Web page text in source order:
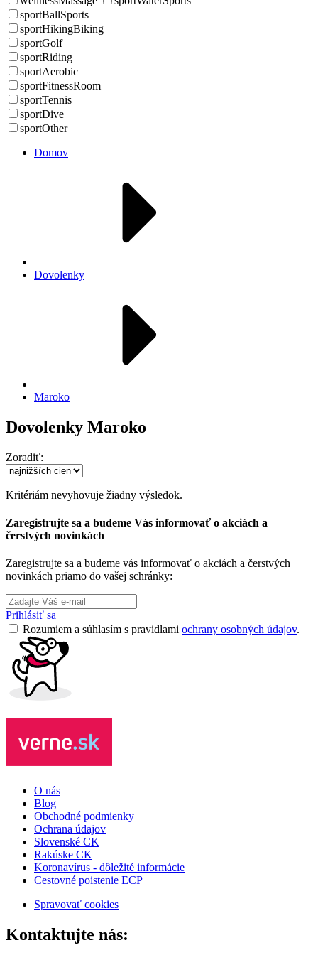
sportBallSports
sportHikingBiking
sportGolf
sportRiding
sportAerobic
sportFitnessRoom
sportTennis
sportDive
sportOther
Domov
Dovolenky
Maroko
Dovolenky Maroko
Zoradiť:
Kritériám nevyhovuje žiadny výsledok.
Zaregistrujte sa a budeme Vás informovať o akciách a
čerstvých novinkách
Zaregistrujte sa a budeme vás informovať o akciách a čerstvých
novinkách priamo do vašej schránky:
Prihlásiť sa
Rozumiem a súhlasím s pravidlami ochrany osobných údajov.
O nás
Blog
Obchodné podmienky
Ochrana údajov
Slovenské CK
Rakúske CK
Koronavírus - dôležité informácie
Cestovné poistenie ECP
Spravovať cookies
Kontaktujte nás: